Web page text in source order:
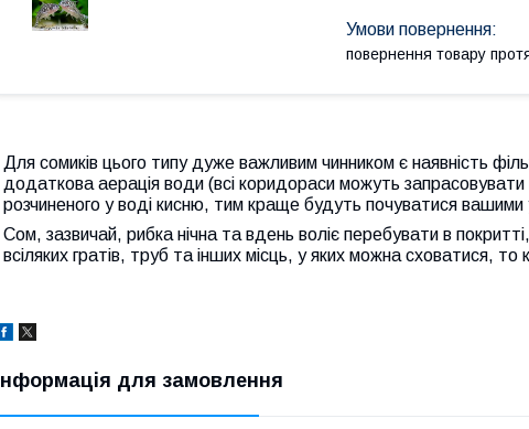
повернення товару
Для сомиків цього типу дуже важливим чинником є наявність
додаткова аерація води (всі коридораси можуть запрасовувати
розчиненого у воді кисню, тим краще будуть почуватися
Сом, зазвичай, рибка нічна та вдень воліє перебувати в
всіляких гратів, труб та інших місць, у яких можна сховатися, то
Інформація для замовлення